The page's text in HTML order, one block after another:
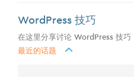
WordPress 技巧
在这里分享讨论 WordPress 技巧
最近的话题